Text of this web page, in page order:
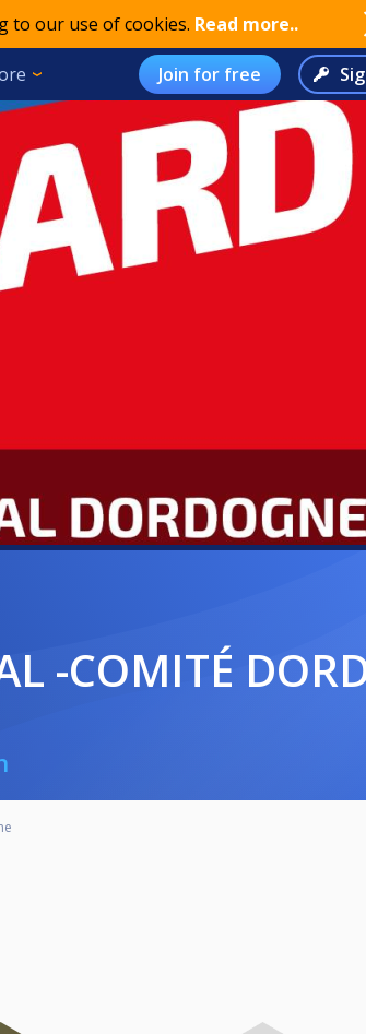
to our use of cookies. Read more..
Join for free
-COMITÉ